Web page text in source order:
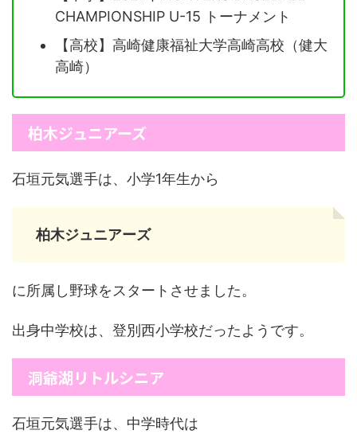
CHAMPIONSHIP U-15 トーナメント
【高校】高崎健康福祉大学高崎高校（健大
高崎）
柏木ジュニアーズ
石垣元気選手は、小学1年生から
柏木ジュニアーズ
に所属し野球をスタートさせました。
出身中学校は、登別西小学校だったようです。
洞爺湖リトルシニア
石垣元気選手は、中学時代は